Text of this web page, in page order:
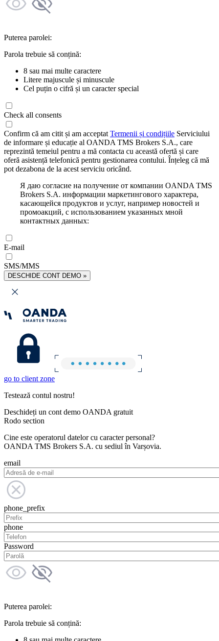
Puterea parolei:
Parola trebuie să conțină:
8 sau mai multe caractere
Litere majuscule și minuscule
Cel puțin o cifră și un caracter special
Check all consents
Confirm că am citit și am acceptat Termenii și condițiile Serviciului
de informare și educație al OANDA TMS Brokers S.A., care
reprezintă temeiul pentru a mă contacta cu această ofertă și care
oferă asistență telefonică pentru gestionarea contului. Înțeleg că mă
pot dezabona de la acest serviciu oricând.
Я даю согласие на получение от компании OANDA TMS
Brokers S.A. информации маркетингового характера,
касающейся продуктов и услуг, например новостей и
промоакций, с использованием указанных мной
контактных данных:
E-mail
SMS/MMS
DESCHIDE CONT DEMO »
go to client zone
Testează contul nostru!
Deschideți un cont demo OANDA gratuit
Rodo section
Cine este operatorul datelor cu caracter personal?
OANDA TMS Brokers S.A. cu sediul în Varșovia.
email
phone_prefix
phone
Password
Puterea parolei:
Parola trebuie să conțină: